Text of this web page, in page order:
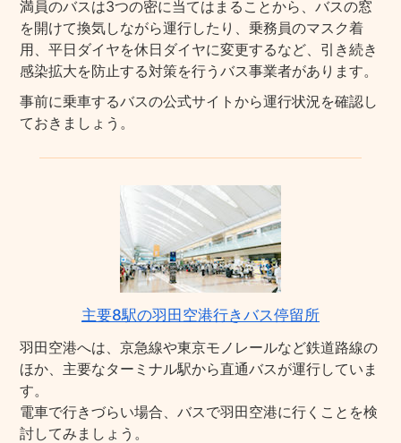
満員のバスは3つの密に当てはまることから、バスの窓
を開けて換気しながら運行したり、乗務員のマスク着
用、平日ダイヤを休日ダイヤに変更するなど、引き続き
感染拡大を防止する対策を行うバス事業者があります。
事前に乗車するバスの公式サイトから運行状況を確認し
ておきましょう。
主要8駅の羽田空港行きバス停留所
羽田空港へは、京急線や東京モノレールなど鉄道路線の
ほか、主要なターミナル駅から直通バスが運行していま
す。
電車で行きづらい場合、バスで羽田空港に行くことを検
討してみましょう。